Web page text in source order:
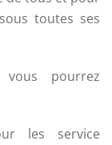
toutes ses
pourrez
les service